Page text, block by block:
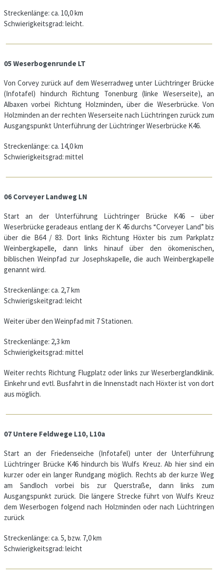
Streckenlänge: ca. 10,0 km
Schwierigkeitsgrad: leicht.
05 Weserbogenrunde LT
Von Corvey zurück auf dem Weserradweg unter Lüchtringer Brücke
(Infotafel) hindurch Richtung Tonenburg (linke Weserseite), an
Albaxen vorbei Richtung Holzminden, über die Weserbrücke. Von
Holzminden an der rechten Weserseite nach Lüchtringen zurück zum
Ausgangspunkt Unterführung der Lüchtringer Weserbrücke K46.
Streckenlänge: ca. 14,0 km
Schwierigkeitsgrad: mittel
06 Corveyer Landweg LN
Start an der Unterführung Lüchtringer Brücke K46 – über
Weserbrücke geradeaus entlang der K 46 durchs “Corveyer Land” bis
über die B64 / 83. Dort links Richtung Höxter bis zum Parkplatz
Weinbergkapelle, dann links hinauf über den ökomenischen,
biblischen Weinpfad zur Josephskapelle, die auch Weinbergkapelle
genannt wird.
Streckenlänge: ca. 2,7 km
Schwierigskeitgrad: leicht
Weiter über den Weinpfad mit 7 Stationen.
Streckenlänge: 2,3 km
Schwierigkeitsgrad: mittel
Weiter rechts Richtung Flugplatz oder links zur Weserberglandklinik.
Einkehr und evtl. Busfahrt in die Innenstadt nach Höxter ist von dort
aus möglich.
07 Untere Feldwege L10, L10a
Start an der Friedenseiche (Infotafel) unter der Unterführung
Lüchtringer Brücke K46 hindurch bis Wulfs Kreuz. Ab hier sind ein
kurzer oder ein langer Rundgang möglich. Rechts ab der kurze Weg
am Sandloch vorbei bis zur Querstraße, dann links zum
Ausgangspunkt zurück. Die längere Strecke führt von Wulfs Kreuz
dem Weserbogen folgend nach Holzminden oder nach Lüchtringen
zurück
Streckenlänge: ca. 5, bzw. 7,0 km
Schwierigkeitsgrad: leicht